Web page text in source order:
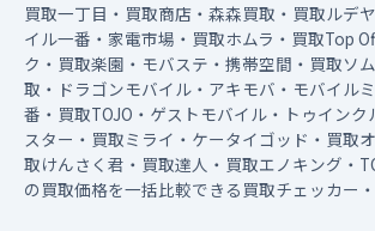
買取一丁目・買取商店・森森買取・買取ルデ
イル一番・家電市場・買取ホムラ・買取Top
ク・買取楽園・モバステ・携帯空間・買取ソ
取・ドラゴンモバイル・アキモバ・モバイル
番・買取TOJO・ゲストモバイル・トゥインク
スター・買取ミライ・ケータイゴッド・買取
取けんさく君・買取達人・買取エノキング・
の買取価格を一括比較できる買取チェッカー